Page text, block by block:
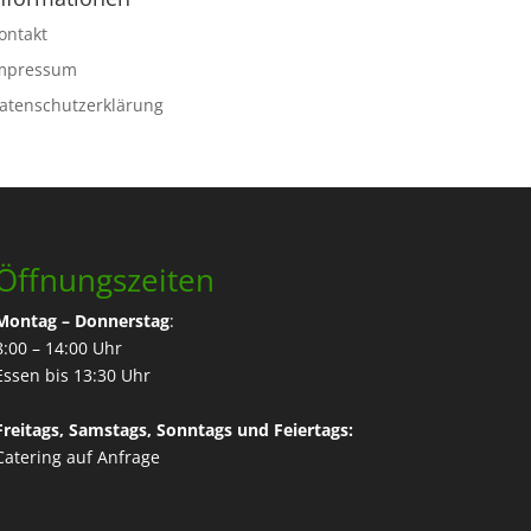
– Donnerstag:
– 14:00 Uhr
bis 13:30 Uhr
Samstags, Sonntags und Feiertags:
auf Anfrage